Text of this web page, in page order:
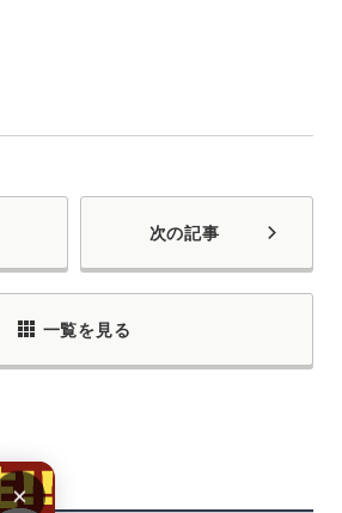
次の記事
一覧を見る
×